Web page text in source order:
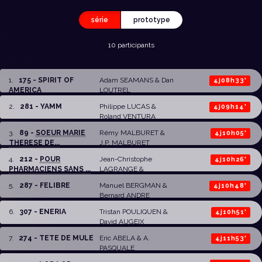
série prototype
10 participants
1
175 - SPIRIT OF
AMERICA
Adam SEAMANS& Dan
LOUTREL
4j08h33'
2 281 - YAMM
Philippe LUCAS &
Roland VENTURA
4j09h14'
3 89 - SOEUR MARIE
THERESE DE...
Rémy MALBURET&
J.P. MALBURET
4j10h05'
4 212 - POUR
PHARMACIENS SANS ...
Jean-Christophe
LAGRANGE&
4j10h26'
5 287 - FELIBRE Manuel BERGMAN &
Bernard ANDRE
4j10h48'
6 307 - ENERIA Tristan POULIQUEN &
David AUGEIX
4j10h51'
7. 274 - TETE DE MULE Eric ABELA& A.
PASQUALE
4j11h53'